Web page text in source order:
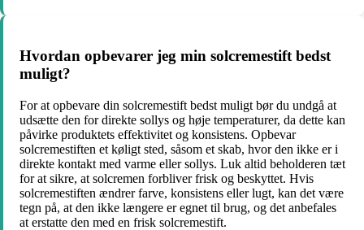
Hvordan opbevarer jeg min solcremestift bedst
muligt?
For at opbevare din solcremestift bedst muligt bør du undgå at
udsætte den for direkte sollys og høje temperaturer, da dette kan
påvirke produktets effektivitet og konsistens. Opbevar
solcremestiften et køligt sted, såsom et skab, hvor den ikke er i
direkte kontakt med varme eller sollys. Luk altid beholderen tæt
for at sikre, at solcremen forbliver frisk og beskyttet. Hvis
solcremestiften ændrer farve, konsistens eller lugt, kan det være
tegn på, at den ikke længere er egnet til brug, og det anbefales
at erstatte den med en frisk solcremestift.